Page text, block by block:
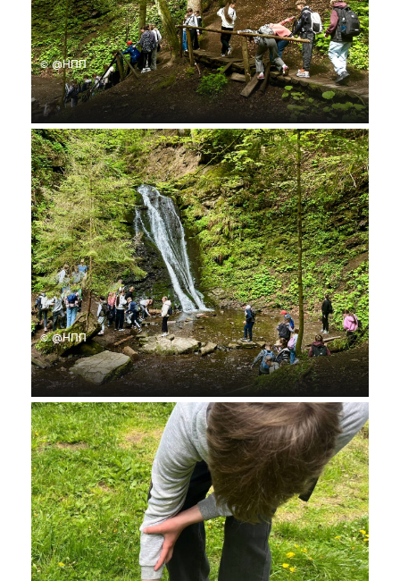
© @НПП
© @НПП